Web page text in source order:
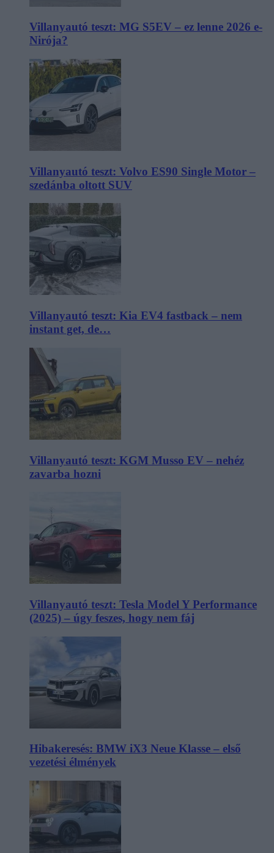
Villanyautó teszt: MG S5EV – ez lenne 2026 e-
Nirója?
Villanyautó teszt: Volvo ES90 Single Motor –
szedánba oltott SUV
Villanyautó teszt: Kia EV4 fastback – nem
instant get, de…
Villanyautó teszt: KGM Musso EV – nehéz
zavarba hozni
Villanyautó teszt: Tesla Model Y Performance
(2025) – úgy feszes, hogy nem fáj
Hibakeresés: BMW iX3 Neue Klasse – első
vezetési élmények